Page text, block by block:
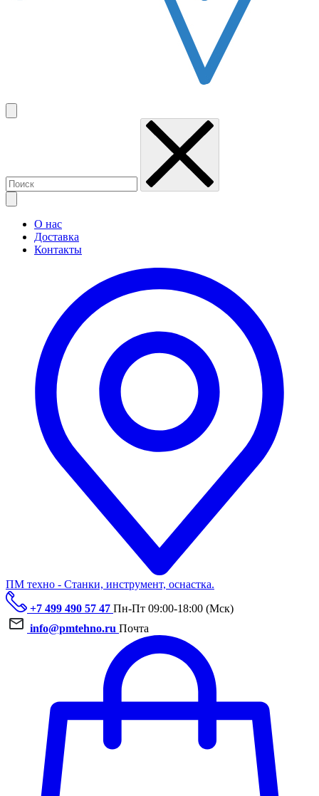
О нас
Доставка
Контакты
ПМ техно - Станки, инструмент, оснастка.
+7 499 490 57 47 Пн-Пт 09:00-18:00 (Мск)
info@pmtehno.ru Почта